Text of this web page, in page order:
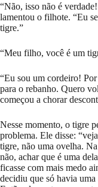
“Não, isso não é
lamentou o filhote. “Eu
tigre.”
“Meu filho, você é um
“Eu sou um cordeiro!
para o rebanho. Quero
começou a chorar
Nesse momento, o tigre
problema. Ele disse:
tigre, não uma ovelha.
não, achar que é uma
ficasse com mais medo
decidiu que só havia